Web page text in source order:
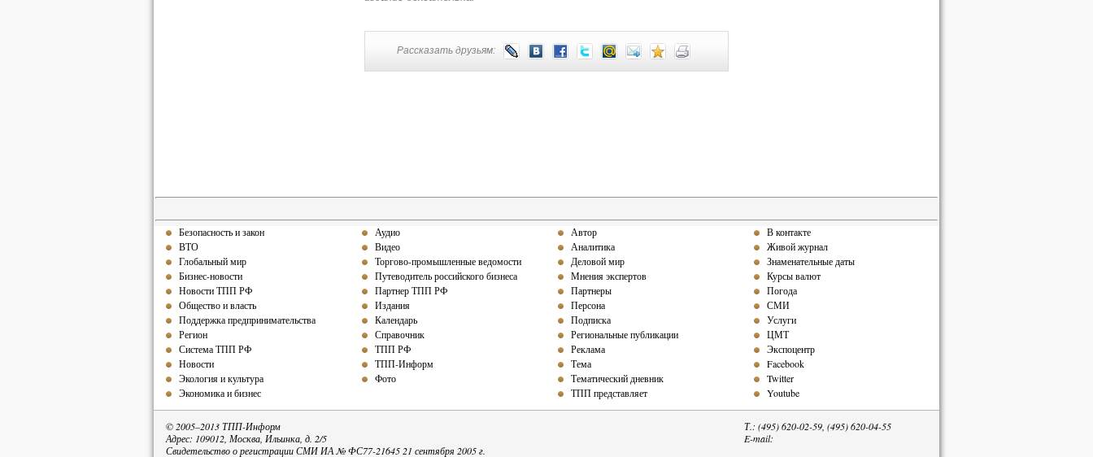
Рассказать друзьям:
Безопасность и закон
ВТО
Глобальный мир
Бизнес-новости
Новости ТПП РФ
Общество и власть
Поддержка предпринимательства
Регион
Система ТПП РФ
Новости
Экология и культура
Экономика и бизнес
Аудио
Видео
Торгово-промышленные ведомости
Путеводитель российского бизнеса
Партнер ТПП РФ
Издания
Календарь
Справочник
ТПП РФ
ТПП-Информ
Фото
Автор
Аналитика
Деловой мир
Мнения экспертов
Партнеры
Персона
Подписка
Региональные публикации
Реклама
Тема
Тематический дневник
ТПП представляет
В контакте
Живой журнал
Знаменательные даты
Курсы валют
Погода
СМИ
Услуги
ЦМТ
Экспоцентр
Facebook
Twitter
Youtube
© 2005–2013 ТПП-Информ
Адрес: 109012, Москва, Ильинка, д. 2/5
Свидетельство о регистрации СМИ ИА № ФС77-21645 21 сентября 2005 г.
Т.: (495) 620-02-59, (495) 620-04-55
E-mail: